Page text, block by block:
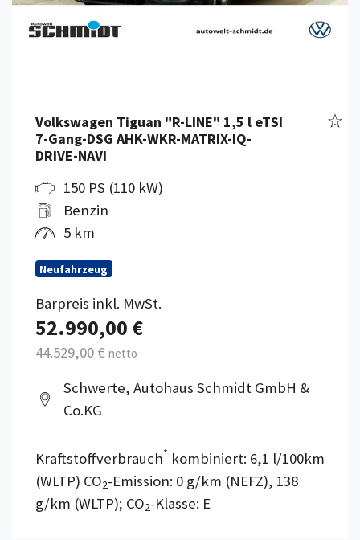
Volkswagen Tiguan "R-LINE" 1,5 l eTSI
7-Gang-DSG AHK-WKR-MATRIX-IQ-
DRIVE-NAVI
150 PS (110 kW)
Benzin
5 km
Neufahrzeug
Barpreis inkl. MwSt.
52.990,00 €
44.529,00 € netto
Schwerte, Autohaus Schmidt GmbH &
Co.KG
Kraftstoffverbrauch* kombiniert: 6,1 l/100km
(WLTP) CO2-Emission: 0 g/km (NEFZ), 138
g/km (WLTP); CO2-Klasse: E